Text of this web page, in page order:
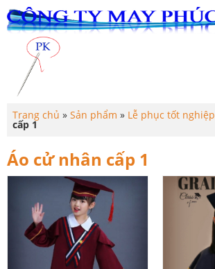
Trang chủ » Sản phẩm » Lễ phục tốt nghiệp
cấp 1
Áo cử nhân cấp 1